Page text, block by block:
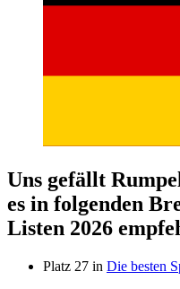
Uns gefällt
es in folgenden
Listen 2026
Platz 27 in Die besten